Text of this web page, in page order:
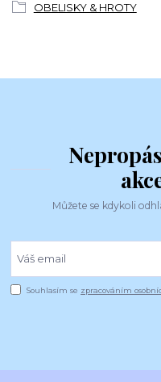
OBELISKY & HROTY
Můžete se kdykoli
Souhlasím se zpracováním